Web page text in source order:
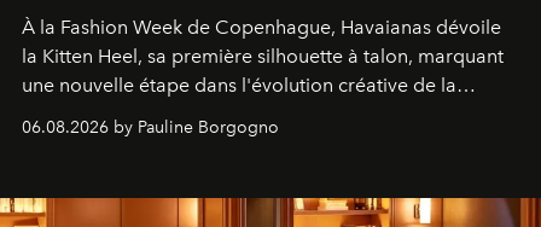
À la Fashion Week de Copenhague, Havaianas dévoile
la Kitten Heel, sa première silhouette à talon, marquant
une nouvelle étape dans l'évolution créative de la
06.08.2026 by Pauline Borgogno